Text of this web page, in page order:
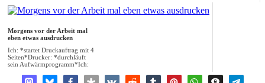
Nordwesten von Schottl...
Morgens vor der Arbeit mal
eben etwas ausdrucken
Ich: *startet Druckauftrag mit 4
Seiten*Drucker: *durchläuft
sein Aufwärmprogramm*Ich: